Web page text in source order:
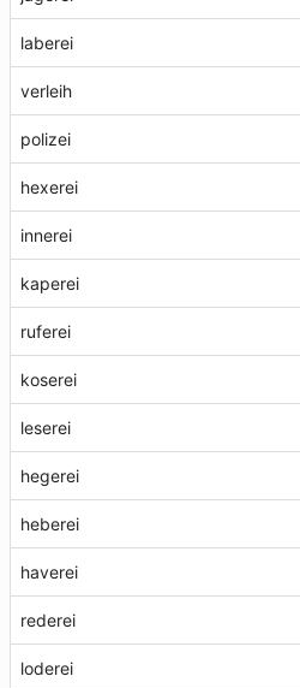
laberei
verleih
polizei
hexerei
innerei
kaperei
ruferei
koserei
leserei
hegerei
heberei
haverei
rederei
loderei